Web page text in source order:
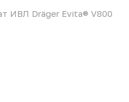
ИВЛ Dräger Evita® V800